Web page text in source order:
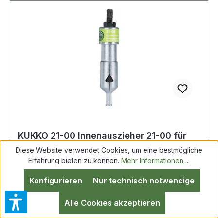
KUKKO 21-00 Innenauszieher 21-00 für
Bohrungen D. 6-10 mm
Innenauszieher 21-00 f.Bohrungen D.6-10mm
KUKKO zum Ausziehen von Kugellagern,
Kugellageraußenringen und Büchsen · aus
Diese Website verwendet Cookies, um eine bestmögliche
Erfahrung bieten zu können. Mehr Informationen ...
Nur technisch notwendige
Konfigurieren
Alle Cookies akzeptieren